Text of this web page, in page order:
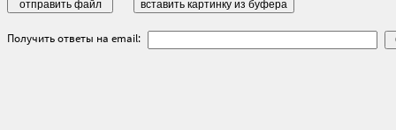
Получить ответы на email: